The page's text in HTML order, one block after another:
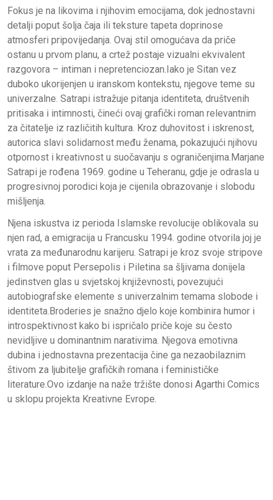
Fokus je na likovima i njihovim emocijama, dok jednostavni
detalji poput šolja čaja ili teksture tapeta doprinose
atmosferi pripovijedanja. Ovaj stil omogućava da priče
ostanu u prvom planu, a crtež postaje vizualni ekvivalent
razgovora – intiman i nepretenciozan.Iako je Sitan vez
duboko ukorijenjen u iranskom kontekstu, njegove teme su
univerzalne. Satrapi istražuje pitanja identiteta, društvenih
pritisaka i intimnosti, čineći ovaj grafički roman relevantnim
za čitatelje iz različitih kultura. Kroz duhovitost i iskrenost,
autorica slavi solidarnost među ženama, pokazujući njihovu
otpornost i kreativnost u suočavanju s ograničenjima.Marjane
Satrapi je rođena 1969. godine u Teheranu, gdje je odrasla u
progresivnoj porodici koja je cijenila obrazovanje i slobodu
mišljenja.
Njena iskustva iz perioda Islamske revolucije oblikovala su
njen rad, a emigracija u Francusku 1994. godine otvorila joj je
vrata za međunarodnu karijeru. Satrapi je kroz svoje stripove
i filmove poput Persepolis i Piletina sa šljivama donijela
jedinstven glas u svjetskoj književnosti, povezujući
autobiografske elemente s univerzalnim temama slobode i
identiteta.Broderies je snažno djelo koje kombinira humor i
introspektivnost kako bi ispričalo priče koje su često
nevidljive u dominantnim narativima. Njegova emotivna
dubina i jednostavna prezentacija čine ga nezaobilaznim
štivom za ljubitelje grafičkih romana i feminističke
literature.Ovo izdanje na naže tržište donosi Agarthi Comics
u sklopu projekta Kreativne Evrope.